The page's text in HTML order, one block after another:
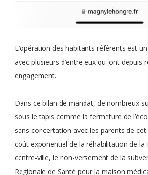
L’opération des habitants référents est
avec plusieurs d’entre eux qui ont depuis
engagement.
Dans ce bilan de mandat, de nombreux
sous le tapis comme la fermeture de
sans concertation avec les parents de
coût exponentiel de la réhabilitation de la
centre-ville, le non-versement de la
Régionale de Santé pour la maison